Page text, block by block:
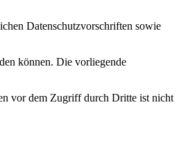
Datenschutzvorschriften sowie
können. Die vorliegende
vor dem Zugriff durch Dritte ist nicht